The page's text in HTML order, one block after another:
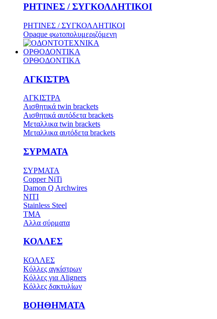
ΡΗΤΙΝΕΣ / ΣΥΓΚΟΛΛΗΤΙΚΟΙ
ΡΗΤΙΝΕΣ / ΣΥΓΚΟΛΛΗΤΙΚΟΙ
Opaque φωτοπολυμεριζόμενη
ΟΡΘΟΔΟΝΤΙΚΑ
ΟΡΘΟΔΟΝΤΙΚΑ
ΑΓΚΙΣΤΡΑ
ΑΓΚΙΣΤΡΑ
Aισθητικά twin brackets
Αισθητικά αυτόδετα brackets
Μεταλλικα twin brackets
Μεταλλικα αυτόδετα brackets
ΣΥΡΜΑΤΑ
ΣΥΡΜΑΤΑ
Copper NiTi
Damon Q Archwires
NITI
Stainless Steel
TMA
Αλλα σύρματα
ΚΟΛΛΕΣ
ΚΟΛΛΕΣ
Κόλλες αγκίστρων
Κόλλες για Aligners
Κόλλες δακτυλίων
ΒΟΗΘΗΜΑΤΑ